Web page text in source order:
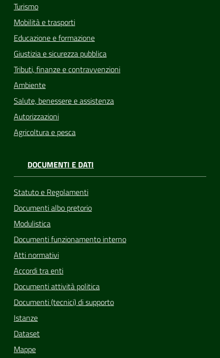
Turismo
Mobilità e trasporti
Educazione e formazione
Giustizia e sicurezza pubblica
Tributi, finanze e contravvenzioni
Ambiente
Salute, benessere e assistenza
Autorizzazioni
Agricoltura e pesca
DOCUMENTI E DATI
Statuto e Regolamenti
Documenti albo pretorio
Modulistica
Documenti funzionamento interno
Atti normativi
Accordi tra enti
Documenti attività politica
Documenti (tecnici) di supporto
Istanze
Dataset
Mappe